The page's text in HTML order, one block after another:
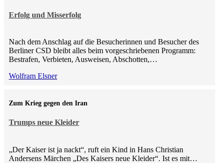
Erfolg und Misserfolg
Nach dem Anschlag auf die Besucherinnen und Besucher des
Berliner CSD bleibt alles beim vorgeschriebenen Programm:
Bestrafen, Verbieten, Ausweisen, Abschotten,…
Wolfram Elsner
Trumps neue Kleider
Zum Krieg gegen den Iran
„Der Kaiser ist ja nackt“, ruft ein Kind in Hans Christian
Andersens Märchen „Des Kaisers neue Kleider“. Ist es mit…